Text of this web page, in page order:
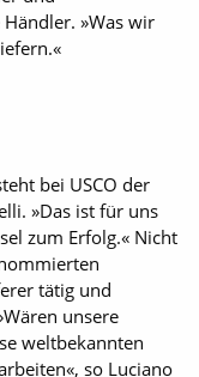
»Was wir
bei USCO der
»Das ist für uns
zum Erfolg.« Nicht
tätig und
unsere
weltbekannten
so Luciano